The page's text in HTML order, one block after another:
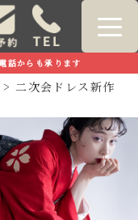
話からも承ります
>二次会ドレス新作